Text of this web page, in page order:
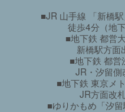
■JR 山手線 「新橋
徒歩4分（地
■地下鉄 都営
新橋駅方面
■地下鉄 都営
JR・汐留側
■地下鉄 東京メ
JR方面改
■ゆりかもめ「汐